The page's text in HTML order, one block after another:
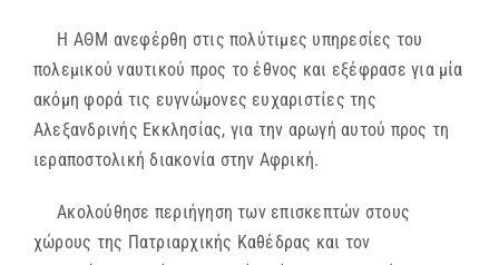
Η ΑΘΜ ανεφέρθη στις πολύτιμες υπηρεσίες του
πολεμικού ναυτικού προς το έθνος και εξέφρασε για μία
ακόμη φορά τις ευγνώμονες ευχαριστίες της
Αλεξανδρινής Εκκλησίας, για την αρωγή αυτού προς τη
ιεραποστολική διακονία στην Αφρική.
Ακολούθησε περιήγηση των επισκεπτών στους
χώρους της Πατριαρχικής Καθέδρας και τον